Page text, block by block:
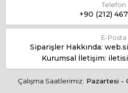
Telefon
+90 (212)
E-Posta
Siparişler Hakkında:
Kurumsal İletişim:
Çalışma Saatlerimiz: Pazartesi -